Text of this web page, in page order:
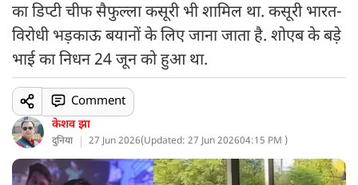
का डिप्टी चीफ सैफुल्ला कसूरी भी शामिल था. कसूरी भारत-
विरोधी भड़काऊ बयानों के लिए जाना जाता है. शोएब के बड़े
भाई का निधन 24 जून को हुआ था.
केशव झा
दुनिया 27 Jun 2026(Updated: 27 Jun 202604:15 PM )
Comment